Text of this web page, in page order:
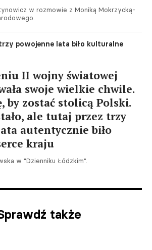
w rozmowie z Moniką Mokrzycką-
powojenne lata biło kulturalne
II wojny światowej
swoje wielkie chwile.
by zostać stolicą Polski.
ale tutaj przez trzy
autentycznie biło
kraju
w "Dzienniku Łódzkim".
także